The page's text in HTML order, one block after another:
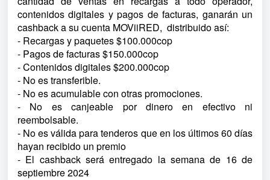
contenidos digitales y pagos de facturas, ganarán un
cashback a su cuenta MOViiRED, distribuido así:
- Recargas y paquetes $100.000cop
- Pagos de facturas $150.000cop
- Contenidos digitales $200.000cop
- No es transferible.
- No es acumulable con otras promociones.
- No es canjeable por dinero en efectivo ni
reembolsable.
- No es válida para tenderos que en los últimos 60 días
hayan recibido un premio
- El cashback será entregado la semana de 16 de
septiembre 2024